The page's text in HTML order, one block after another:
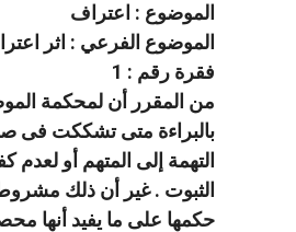
الموضوع : اعتراف
الموضوع الفرعي : اثر
فقرة رقم : 1
من المقرر أن لمحكمة
بالبراءة متى تشككت فى
التهمة إلى المتهم أو لعدم
الثبوت . غير أن ذلك
حكمها على ما يفيد أنها